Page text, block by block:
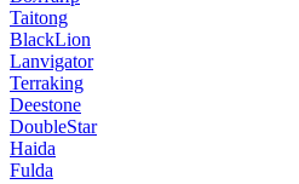
Taitong
BlackLion
Lanvigator
Terraking
Deestone
DoubleStar
Haida
Fulda